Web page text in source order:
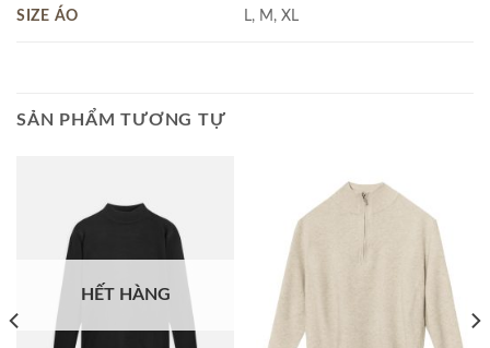
SIZE ÁO L, M, XL
SẢN PHẨM TƯƠNG TỰ
HẾT HÀNG